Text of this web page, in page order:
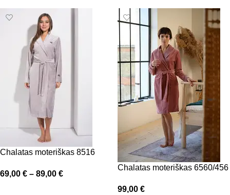
Chalatas moteriškas 8516
69,00 € – 89,00 €
Chalatas moteriškas 6560/456
99,00 €